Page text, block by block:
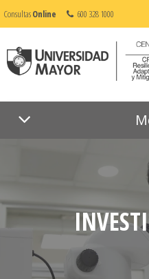
ConsultasOnline 600 328 1000